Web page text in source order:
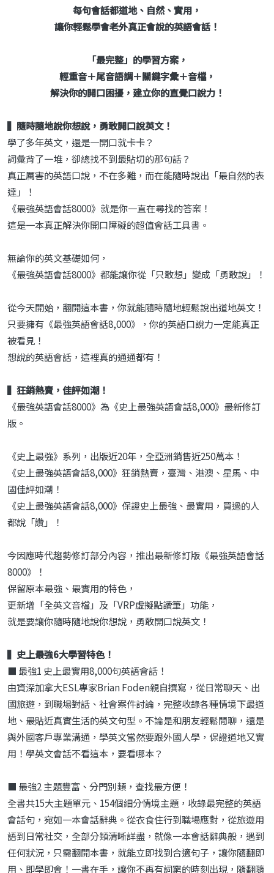
每句會話都道地、自然、實用，
讓你輕鬆學會老外真正會說的英語會話！
「最完整」的學習方案，
輕重音＋尾音語調＋關鍵字彙＋音檔，
解決你的開口困擾，建立你的直覺口說力！
▍隨時隨地說你想說，勇敢開口說英文！
學了多年英文，還是一開口就卡卡？
詞彙背了一堆，卻總找不到最貼切的那句話？
真正厲害的英語口說，不在多難，而在能隨時說出「最自然的表
達」！
《最強英語會話8000》就是你一直在尋找的答案！
這是一本真正解決你開口障礙的超值會話工具書。
無論你的英文基礎如何，
《最強英語會話8000》都能讓你從「只敢想」變成「勇敢說」！
從今天開始，翻開這本書，你就能隨時隨地輕鬆說出道地英文！
只要擁有《最強英語會話8,000》，你的英語口說力一定能真正
被看見！
想說的英語會話，這裡真的通通都有！
▍狂銷熱賣，佳評如潮！
《最強英語會話8000》為《史上最強英語會話8,000》最新修訂
版。
《史上最強》系列，出版近20年，全亞洲銷售近250萬本！
《史上最強英語會話8,000》狂銷熱賣，臺灣、港澳、星馬、中
國佳評如潮！
《史上最強英語會話8,000》保證史上最強、最實用，買過的人
都說「讚」！
今因應時代趨勢修訂部分內容，推出最新修訂版《最強英語會話
8000》！
保留原本最強、最實用的特色，
更新增「全英文音檔」及「VRP虛擬點讀筆」功能，
就是要讓你隨時隨地說你想說，勇敢開口說英文！
▍史上最強6大學習特色！
■ 最強1 史上最實用8,000句英語會話！
由資深加拿大ESL專家Brian Foden親自撰寫，從日常聊天、出
國旅遊，到職場對話、社會案件討論，完整收錄各種情境下最道
地、最貼近真實生活的英文句型。不論是和朋友輕鬆閒聊，還是
與外國客戶專業溝通，學英文當然要跟外國人學，保證道地又實
用！學英文會話不看這本，要看哪本？
■ 最強2 主題豐富、分門別類，查找最方便！
全書共15大主題單元、154個細分情境主題，收錄最完整的英語
會話句，宛如一本會話辭典。從衣食住行到職場應對，從旅遊用
語到日常社交，全部分類清晰詳盡，就像一本會話辭典般，遇到
任何狀況，只需翻開本書，就能立即找到合適句子，讓你隨翻即
用、即學即會！一書在手，讓你不再有詞窮的時刻出現，隨翻隨